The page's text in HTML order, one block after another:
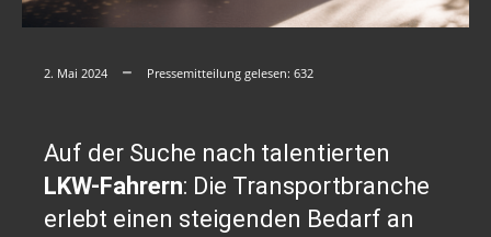
2. Mai 2024 Pressemitteilung gelesen: 632
Auf der Suche nach talentierten
LKW-Fahrern: Die Transportbranche
erlebt einen steigenden Bedarf an